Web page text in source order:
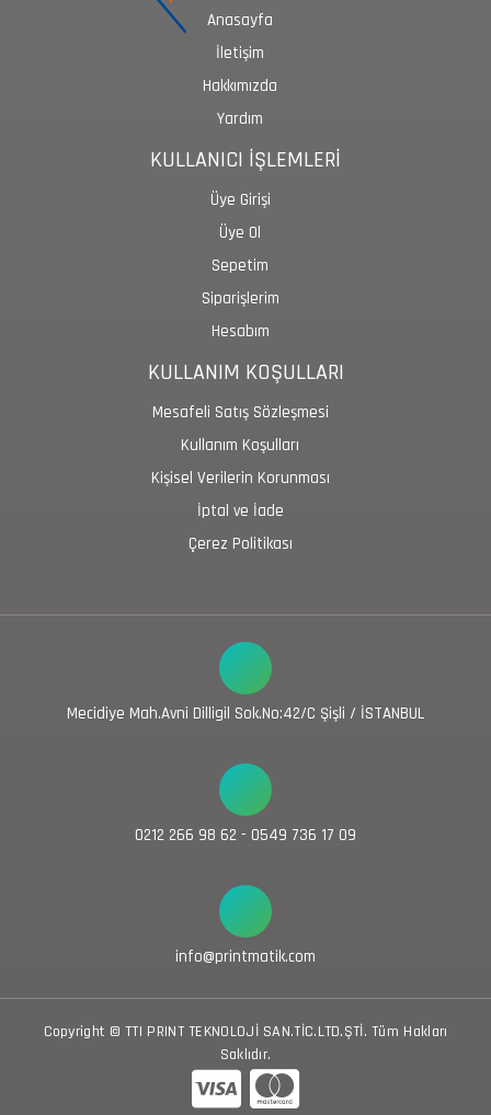
Anasayfa
İletişim
Hakkımızda
Yardım
KULLANICI İŞLEMLERİ
Üye Girişi
Üye Ol
Sepetim
Siparişlerim
Hesabım
KULLANIM KOŞULLARI
Mesafeli Satış Sözleşmesi
Kullanım Koşulları
Kişisel Verilerin Korunması
İptal ve İade
Çerez Politikası
Mecidiye Mah.Avni Dilligil Sok.No:42/C Şişli / İSTANBUL
0212 266 98 62 - 0549 736 17 09
info@printmatik.com
Copyright © TTI PRINT TEKNOLOJİ SAN.TİC.LTD.ŞTİ. Tüm Hakları
Saklıdır.